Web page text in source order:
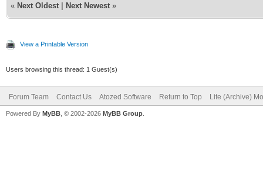
« Next Oldest Next Newest »
View a Printable Version
Users browsing this thread: 1 Guest(s)
Forum Team Contact Us Atozed Software Return to Top Lite (Archive)
Powered By MyBB , © 2002-2026 MyBB Group